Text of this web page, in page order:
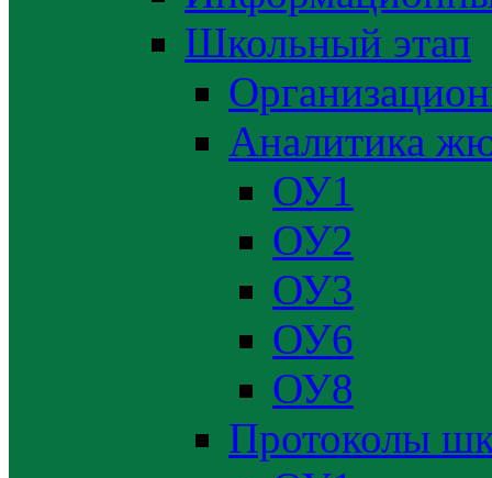
Школьный этап
Аналитика
ОУ1
ОУ2
ОУ3
ОУ6
ОУ8
Протоколы